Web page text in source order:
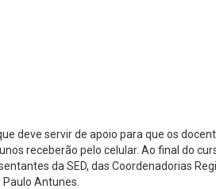
servir de apoio para que os
receberão pelo celular. Ao final do
da SED, das Coordenadorias
Antunes.